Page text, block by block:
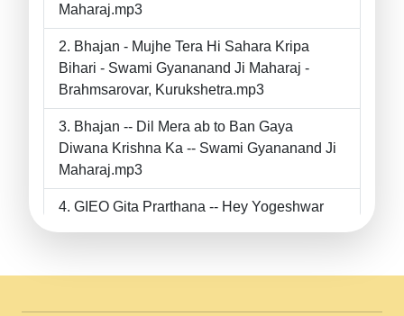
Maharaj.mp3
Bhajan - Mujhe Tera Hi Sahara Kripa
Bihari - Swami Gyananand Ji Maharaj -
Brahmsarovar, Kurukshetra.mp3
Bhajan -- Dil Mera ab to Ban Gaya
Diwana Krishna Ka -- Swami Gyananand Ji
Maharaj.mp3
GIEO Gita Prarthana -- Hey Yogeshwar
II Swami Gyananand Ji Maharaj.mp3